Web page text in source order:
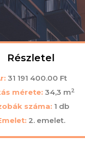
Részletel
31 191 400.00 Ft
mérete: 34,3 m2
száma: 1 db
2. emelet.